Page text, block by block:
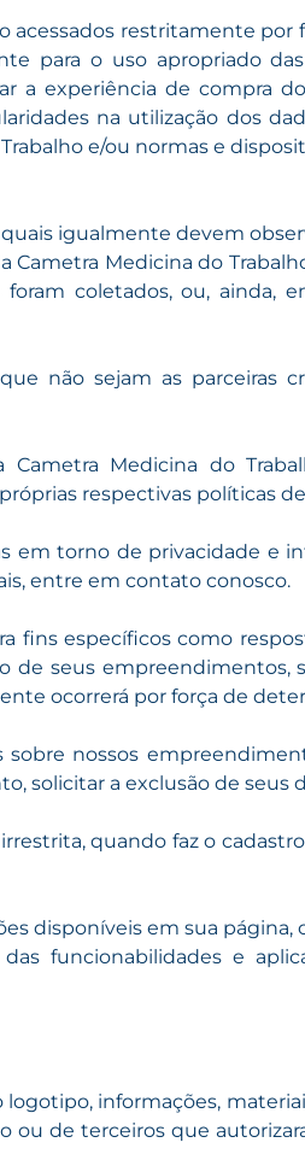
acessados restritamente por
para o uso apropriado
a experiência de compra
na utilização dos
e/ou normas e
igualmente devem
Medicina do
coletados, ou, ainda,
não sejam as parceiras
Medicina do
respectivas políticas
em torno de privacidade e
entre em contato conosco.
fins específicos como
de seus empreendimentos,
ocorrerá por força de
nossos
solicitar a exclusão de seus
quando faz o
disponíveis em sua página,
funcionabilidades e
informações,
ou de terceiros que